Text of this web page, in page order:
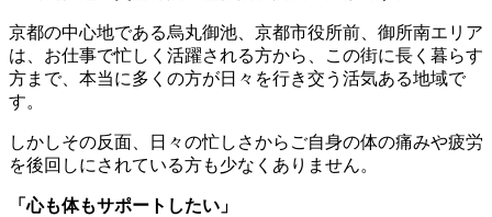
京都の中心地である烏丸御池、京都市役所前、御所南エリア
は、お仕事で忙しく活躍される方から、この街に長く暮らす
方まで、本当に多くの方が日々を行き交う活気ある地域で
す。
しかしその反面、日々の忙しさからご自身の体の痛みや疲労
を後回しにされている方も少なくありません。
「心も体もサポートしたい」